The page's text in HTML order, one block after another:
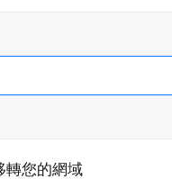
轉您的網域